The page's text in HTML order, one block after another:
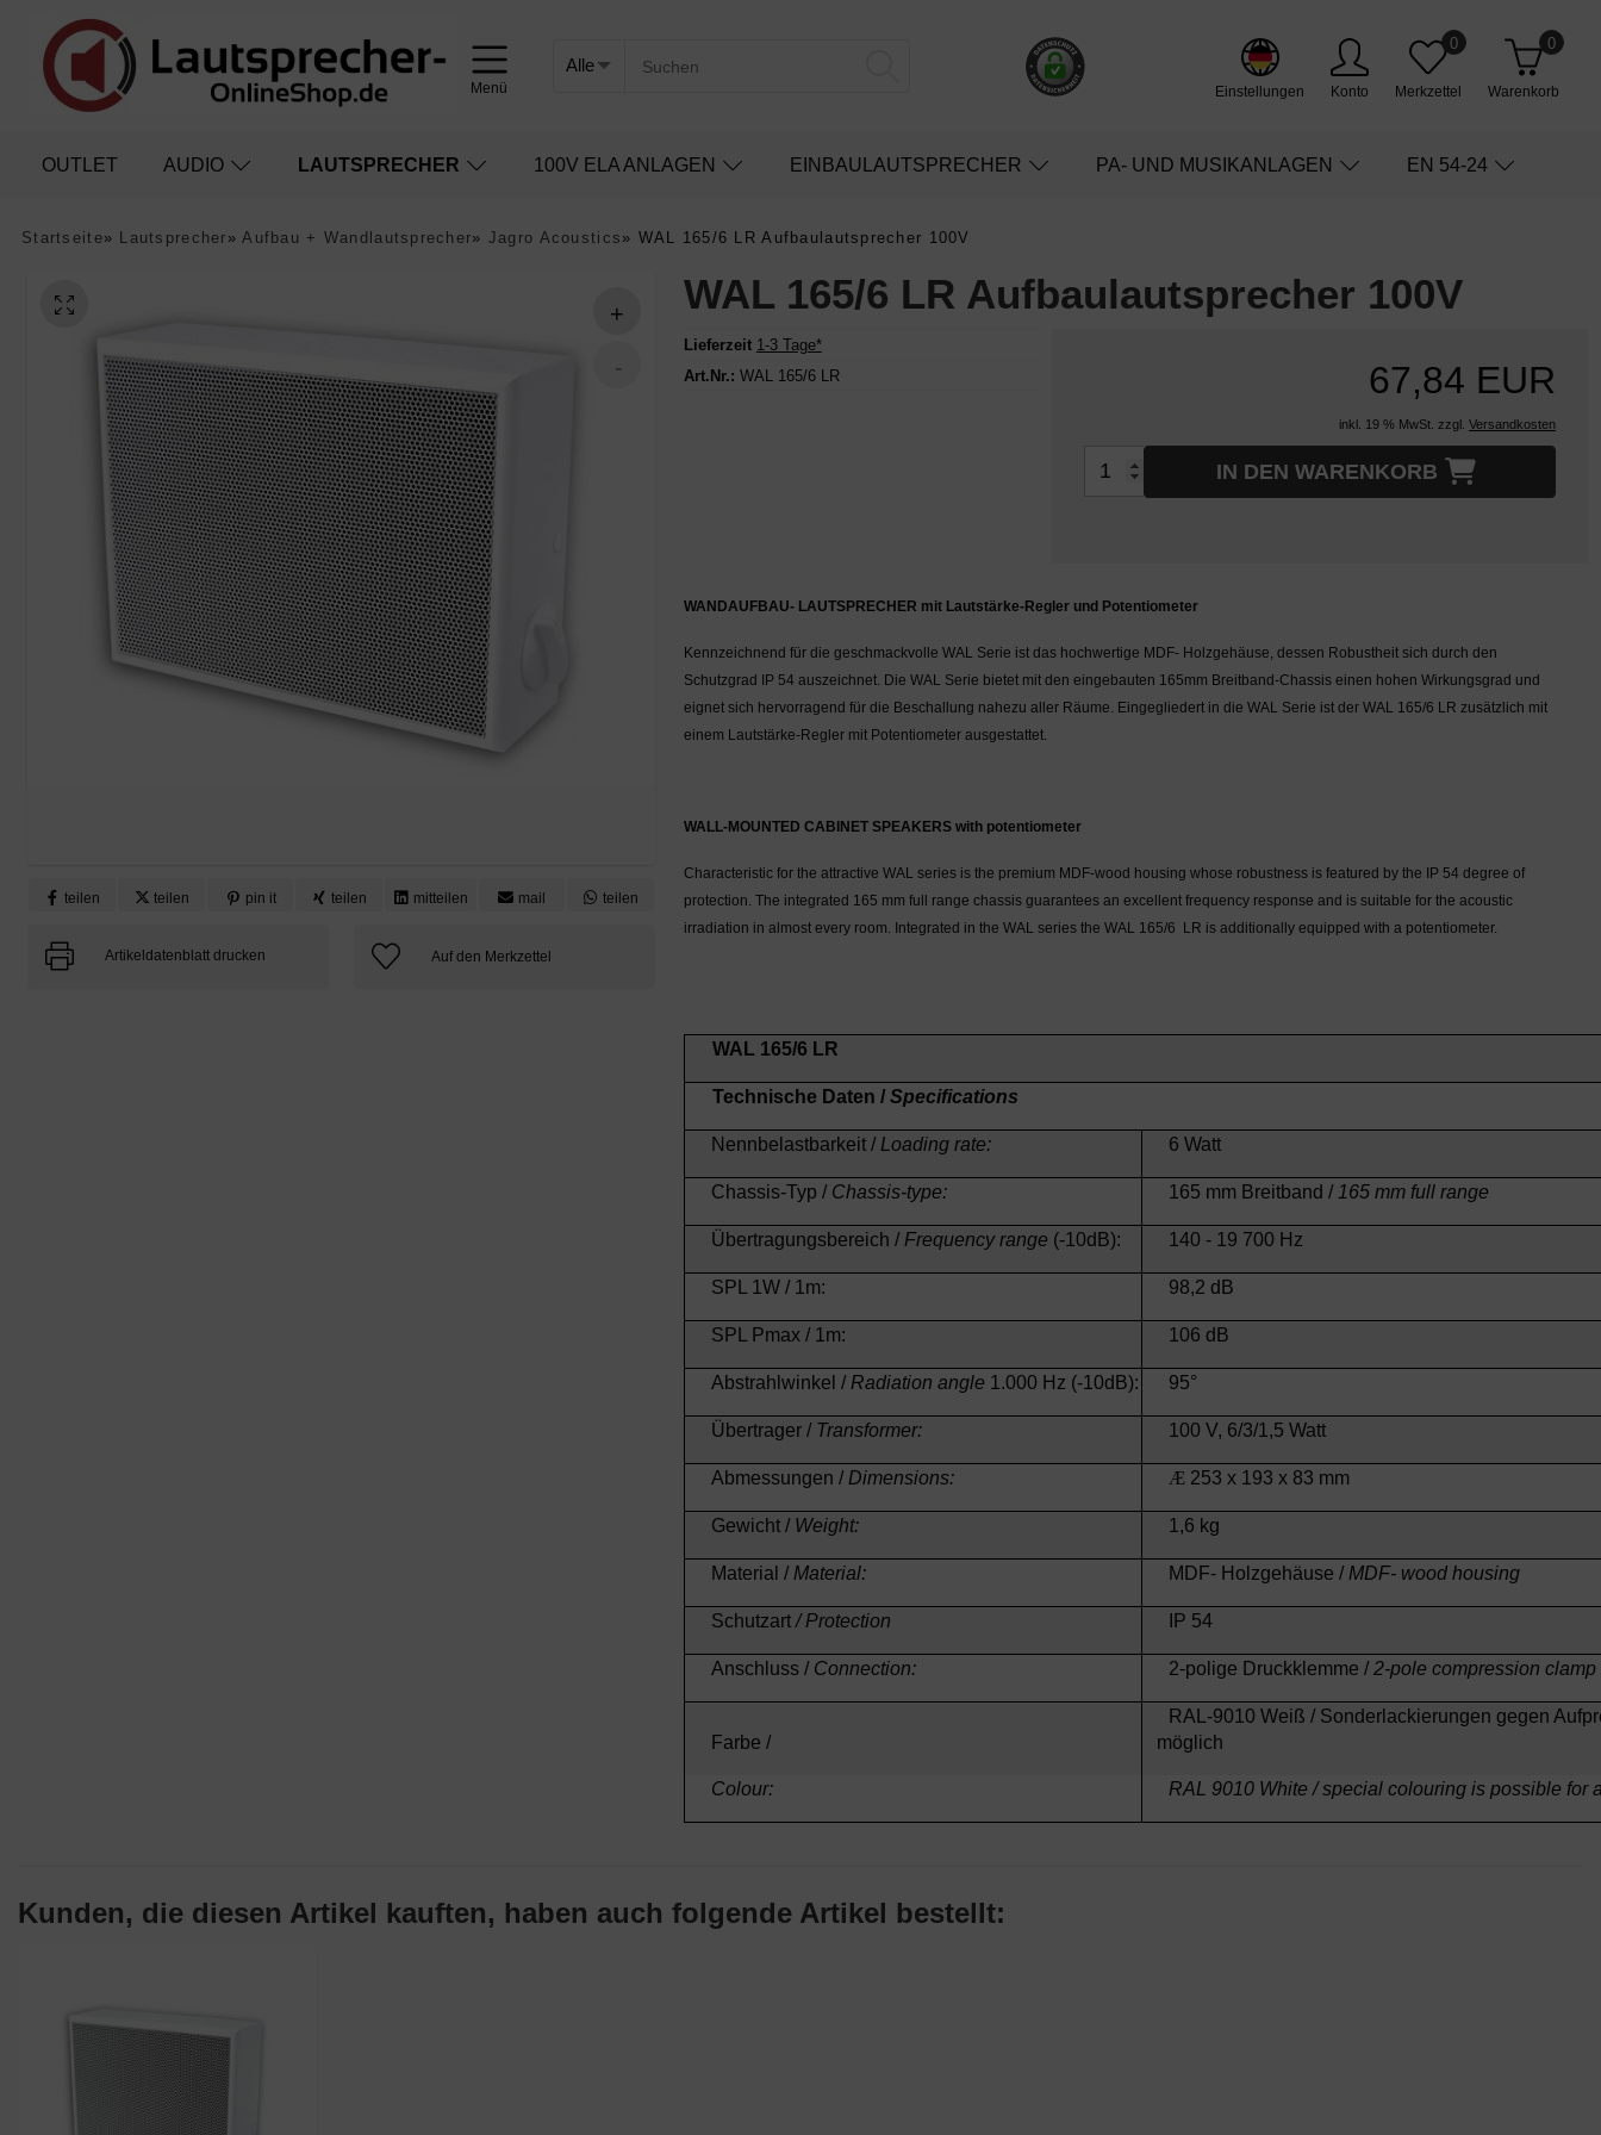
Menü Einstellungen Konto Merkzettel
0
Warenkorb
0
OUTLET AUDIO LAUTSPRECHER 100V ELA ANLAGEN EINBAULAUTSPRECHER PA- UND MUSIKANLAGEN EN 54-24
Startseite» Lautsprecher »Aufbau + Wandlautsprecher» Jagro Acoustics » WAL 165/6 LR Aufbaulautsprecher 100V
teilen teilen pin it teilen mitteilen mail teilen
Artikeldatenblatt drucken
WAL 165/6 LR Aufbaulautsprecher 100V
Lieferzeit 1-3 Tage*
Art.Nr.: WAL 165/6 LR 67,84 EUR
inkl. 19 % MwSt. zzgl. Versandkosten
IN DEN WARENKORB
WANDAUFBAU- LAUTSPRECHER mit Lautstärke-Regler und Potentiometer
Kennzeichnend für die geschmackvolle WAL Serie ist das hochwertige MDF- Holzgehäuse, dessen Robustheit sich durch den
Schutzgrad IP 54 auszeichnet. Die WAL Serie bietet mit den eingebauten 165mm Breitband-Chassis einen hohen Wirkungsgrad und
eignet sich hervorragend für die Beschallung nahezu aller Räume. Eingegliedert in die WAL Serie ist der WAL 165/6 LR zusätzlich mit
einem Lautstärke-Regler mit Potentiometer ausgestattet.
WALL-MOUNTED CABINET SPEAKERS with potentiometer
Characteristic for the attractive WAL series is the premium MDF-wood housing whose robustness is featured by the IP 54 degree of
protection. The integrated 165 mm full range chassis guarantees an excellent frequency response and is suitable for the acoustic
irradiation in almost every room. Integrated in the WAL series the WAL 165/6 LR is additionally equipped with a potentiometer.
WAL 165/6 LR
Technische Daten / Specifications
Nennbelastbarkeit / Loading rate: 6 Watt
Chassis-Typ / Chassis-type: 165 mm Breitband / 165 mm full range
Übertragungsbereich / Frequency range (-10dB): 140 - 19 700 Hz
SPL 1W / 1m: 98,2 dB
SPL Pmax / 1m: 106 dB
Abstrahlwinkel / Radiation angle 1.000 Hz (-10dB): 95°
Übertrager / Transformer: 100 V, 6/3/1,5 Watt
Abmessungen / Dimensions: Æ 253 x 193 x 83 mm
Gewicht / Weight: 1,6 kg
Material / Material: MDF- Holzgehäuse / MDF- wood housing
Schutzart / Protection IP 54
Anschluss / Connection: 2-polige Druckklemme /2-pole compression clamp
Farbe /
RAL-9010 Weiß / Sonderlackierungen gegen
möglich
Colour: RAL 9010 White / special colouring is possible for
Kunden, die diesen Artikel kauften, haben auch folgende Artikel bestellt: